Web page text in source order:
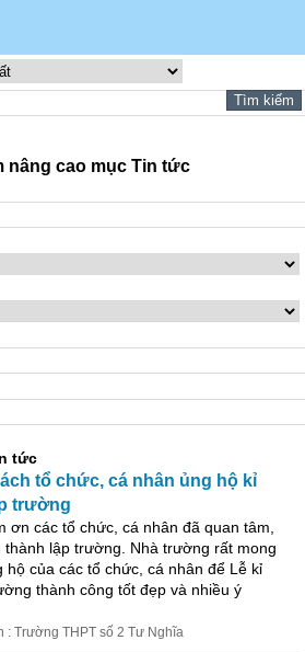
nâng cao mục Tin tức
tức
tổ chức, cá nhân ủng hộ kỉ
trường
ơn các tổ chức, cá nhân đã quan tâm
thành lập trường. Nhà trường rất mong
của các tổ chức, cá nhân để Lễ kỉ
thành công tốt đẹp và nhiều ý
: Trường THPT số 2 Tư Nghĩa